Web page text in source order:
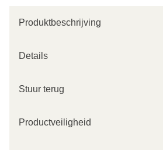
Produktbeschrijving
Details
Stuur terug
Productveiligheid